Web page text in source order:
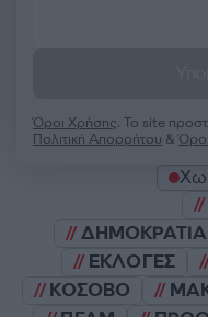
Όροι Χρήσης. Το site
Πολιτική Απορρήτου &
ΕΚΛΟΓΕΣ
ΚΟΣΟΒΟ